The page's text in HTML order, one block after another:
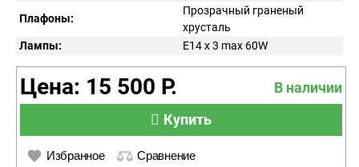
Плафоны:
Прозрачный граненый
хрусталь
Лампы:
E14 x 3 max 60W
Цена: 15 500 Р.
В наличии
Купить
Избранное Сравнение